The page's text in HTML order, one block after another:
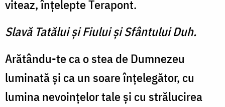
viteaz, înţelepte Terapont.
Slavă Tatălui şi Fiului şi Sfântului Duh.
Arătându-te ca o stea de Dumnezeu
luminată şi ca un soare înţelegător, cu
lumina nevoinţelor tale şi cu strălucirea